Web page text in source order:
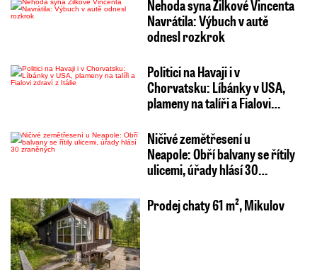
Nehoda syna Žilkové Vincenta
Navrátila: Výbuch v autě
odnesl rozkrok
Politici na Havaji i v
Chorvatsku: Líbánky v USA,
plameny na talíři a Fialovi…
Ničivé zemětřesení u
Neapole: Obří balvany se řítily
ulicemi, úřady hlásí 30…
Prodej chaty 61 m², Mikulov